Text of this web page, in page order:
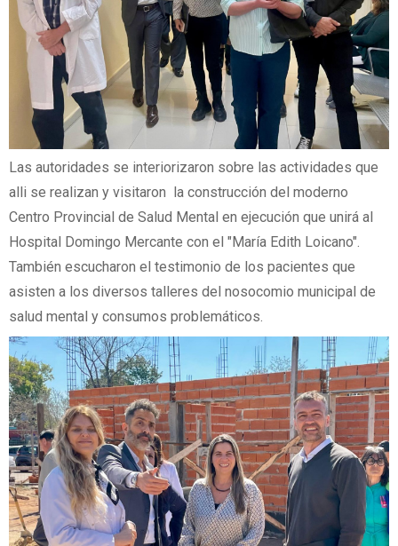
Las autoridades se interiorizaron sobre las actividades que
alli se realizan y visitaron la construcción del moderno
Centro Provincial de Salud Mental en ejecución que unirá al
Hospital Domingo Mercante con el "María Edith Loicano".
También escucharon el testimonio de los pacientes que
asisten a los diversos talleres del nosocomio municipal de
salud mental y consumos problemáticos.